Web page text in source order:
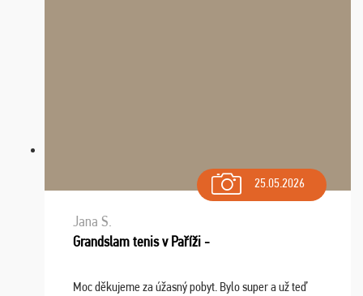
25.05.2026
Jana S.
Grandslam tenis v Paříži -
Moc děkujeme za úžasný pobyt. Bylo super a už teď